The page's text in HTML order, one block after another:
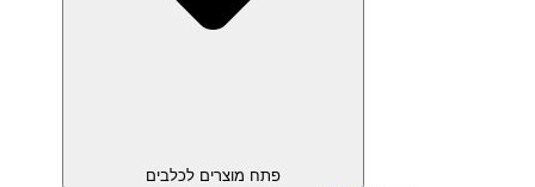
פתח מוצרים לכלבים